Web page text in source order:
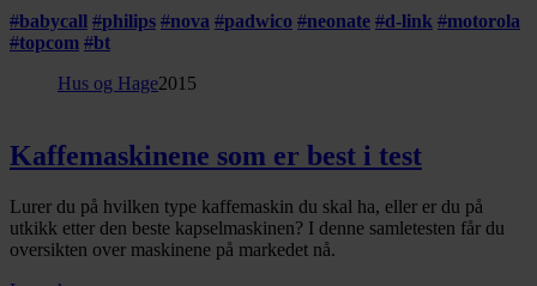
#babycall #philips #nova #padwico #neonate #d-link #motorola
#topcom #bt
Hus og Hage2015
Kaffemaskinene som er best i test
Lurer du på hvilken type kaffemaskin du skal ha, eller er du på
utkikk etter den beste kapselmaskinen? I denne samletesten får du
oversikten over maskinene på markedet nå.